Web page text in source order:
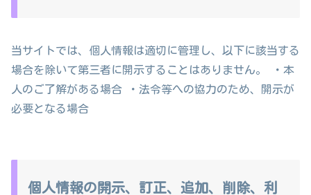
当サイトでは、個人情報は適切に管理し、以下に該当する
場合を除いて第三者に開示することはありません。 ・本
人のご了解がある場合 ・法令等への協力のため、開示が
必要となる場合
個人情報の開示、訂正、追加、削除、利